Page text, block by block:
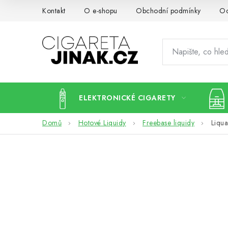
Kontakt O e-shopu Obchodní podmínky
ELEKTRONICKÉ CIGARETY
Domů Hotové Liquidy Freebase liquidy